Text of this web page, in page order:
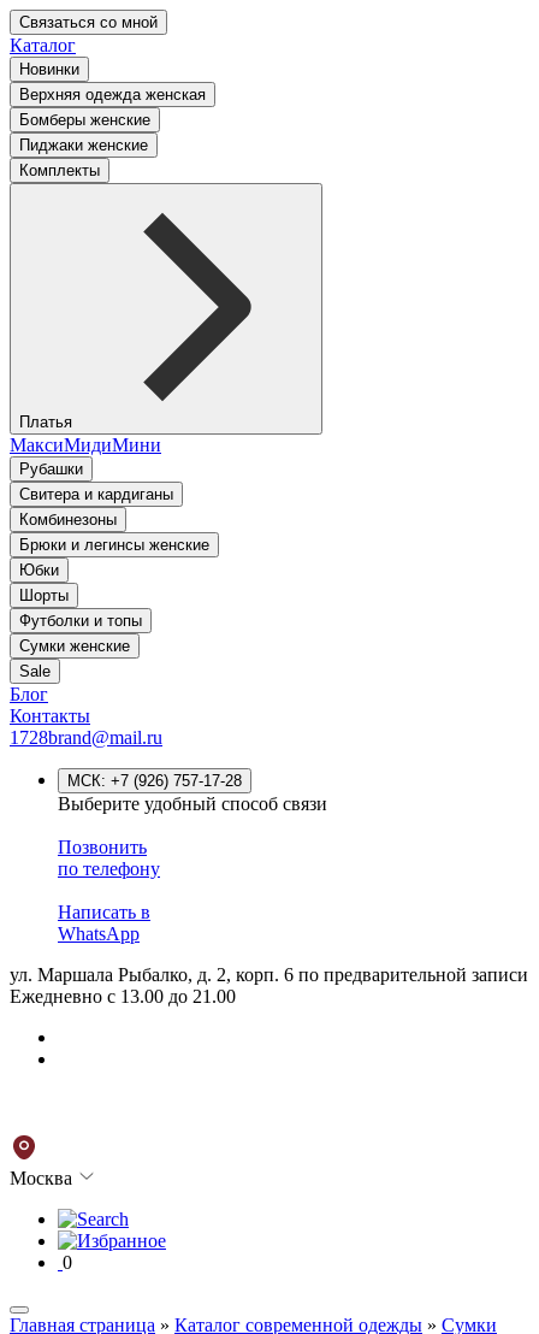
Связаться со мной
Каталог
Новинки
Верхняя одежда женская
Бомберы женские
Пиджаки женские
Комплекты
Платья
МаксиМидиМини
Рубашки
Свитера и кардиганы
Комбинезоны
Брюки и легинсы женские
Юбки
Шорты
Футболки и топы
Сумки женские
Sale
Блог
Контакты
1728brand@mail.ru
МСК: +7 (926) 757-17-28
Выберите удобный способ связи
Позвонить
по телефону
Написать в
WhatsApp
ул. Маршала Рыбалко, д. 2, корп. 6 по предварительной записи
Ежедневно с 13.00 до 21.00
Москва
0
Главная страница » Каталог современной одежды » Сумки